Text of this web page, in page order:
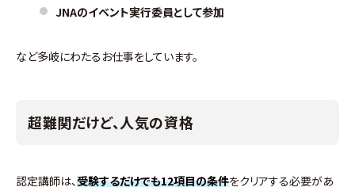
JNAのイベント実行委員として参加
など多岐にわたるお仕事をしています。
超難関だけど、人気の資格
認定講師は、受験するだけでも12項目の条件をクリアする必要があ